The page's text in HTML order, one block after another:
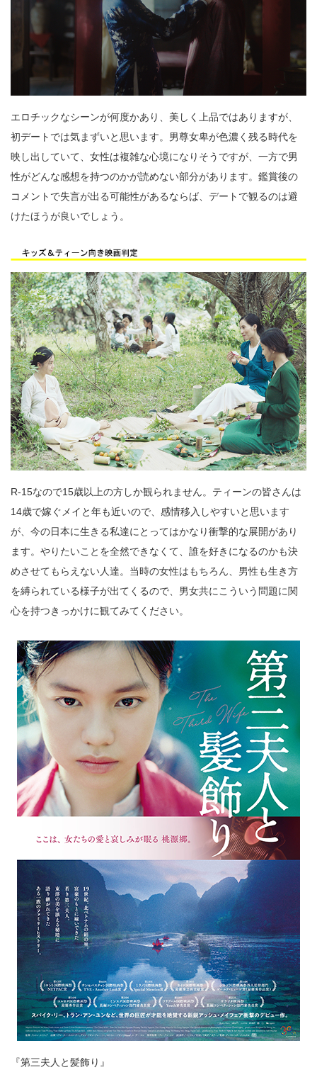
エロチックなシーンが何度かあり、美しく上品ではありますが、
初デートでは気まずいと思います。男尊女卑が色濃く残る時代を
映し出していて、女性は複雑な心境になりそうですが、一方で男
性がどんな感想を持つのかが読めない部分があります。鑑賞後の
コメントで失言が出る可能性があるならば、デートで観るのは避
けたほうが良いでしょう。
R-15なので15歳以上の方しか観られません。ティーンの皆さんは
14歳で嫁ぐメイと年も近いので、感情移入しやすいと思います
が、今の日本に生きる私達にとってはかなり衝撃的な展開があり
ます。やりたいことを全然できなくて、誰を好きになるのかも決
めさせてもらえない人達。当時の女性はもちろん、男性も生き方
を縛られている様子が出てくるので、男女共にこういう問題に関
心を持つきっかけに観てみてください。
『第三夫人と髪飾り』